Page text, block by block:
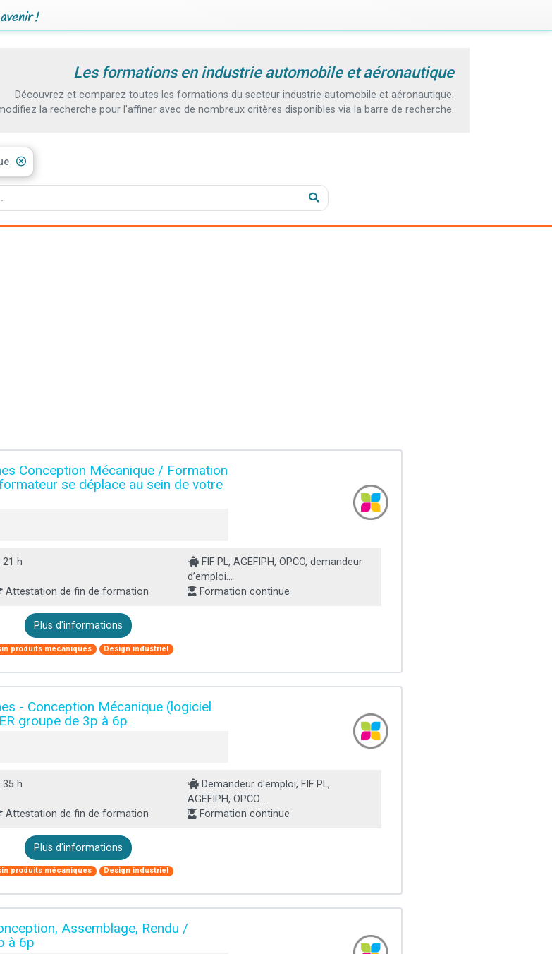
!
Les formations en industrie automobile et aéronautique
Découvrez et comparez toutes les formations du secteur industrie automobile et aéronautique.
la recherche pour l'affiner avec de nombreux critères disponibles via la barre de recherche.
Conception Mécanique / Formation
se déplace au sein de votre
21 h
FIF PL, AGEFIPH, OPCO, demandeur
d’emploi...
Attestation de fin de formation Formation continue
Plus d'informations
produits mécaniques Design industriel
- Conception Mécanique (logiciel
groupe de 3p à 6p
35 h
Demandeur d'emploi, FIF PL,
AGEFIPH, OPCO...
Attestation de fin de formation Formation continue
Plus d'informations
produits mécaniques Design industriel
Assemblage, Rendu /
à 6p